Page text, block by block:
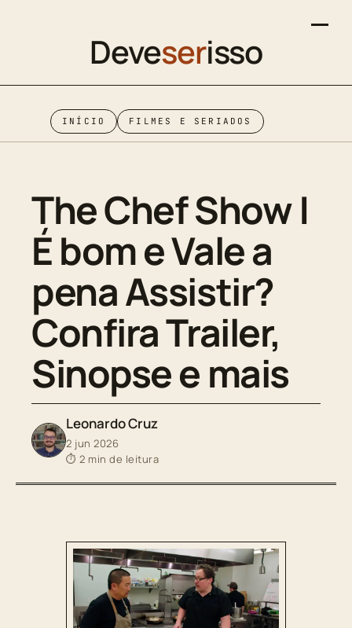
Deveserisso
INÍCIO FILMES E SERIADOS
The Chef Show |
É bom e Vale a
pena Assistir?
Confira Trailer,
Sinopse e mais
Leonardo Cruz
2 jun 2026
⏱ 2 min de leitura